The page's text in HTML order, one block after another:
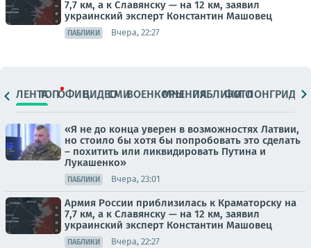
7,7 км, а к Славянску — на 12 км, заявил
украинский эксперт Константин Машовец
ПАБЛИКИ Вчера, 22:27
ЛЕНТАТОПОФИЦ.ВИДЕОСМИВОЕНКОРЫМНЕНИЯПАБЛИКИ
ФОТОЛОНГРИДЫ
«Я не до конца уверен в возможностях Латвии,
но стоило бы хотя бы попробовать это сделать
– похитить или ликвидировать Путина и
Лукашенко»
ПАБЛИКИ Вчера, 23:01
Армия России приблизилась к Краматорску на
7,7 км, а к Славянску — на 12 км, заявил
украинский эксперт Константин Машовец
ПАБЛИКИ Вчера, 22:27